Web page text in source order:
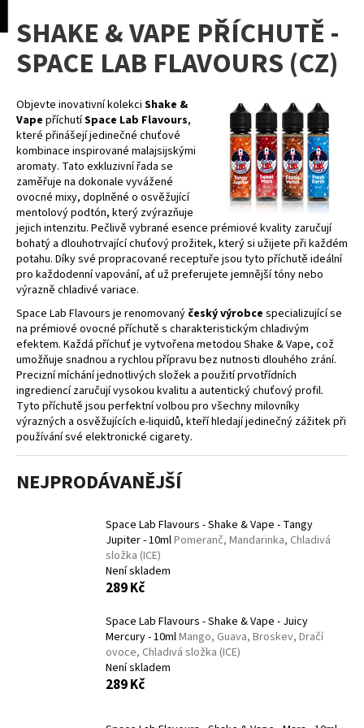
Přejít
obsah
SHAKE & VAPE PŘÍCHUTĚ -
SPACE LAB FLAVOURS (CZ)
Objevte inovativní kolekci Shake &
Vape příchutíSpace Lab Flavours,
které přinášejí jedinečné chuťové
kombinace inspirované malajsijskými
aromaty. Tato exkluzivní řada se
zaměřuje na dokonale vyvážené
ovocné mixy, doplněné o osvěžující
mentolový podtón, který zvýrazňuje
jejich intenzitu. Pečlivě vybrané esence prémiové kvality zaručují
bohatý a dlouhotrvající chuťový prožitek, který si užijete při každém
potahu. Díky své propracované receptuře jsou tyto příchutě ideální
pro každodenní vapování, ať už preferujete jemnější tóny nebo
výrazně chladivé variace.
Space Lab Flavours je renomovaný český výrobce specializující se
na prémiové ovocné příchutě s charakteristickým chladivým
efektem. Každá příchuť je vytvořena metodou Shake & Vape, což
umožňuje snadnou a rychlou přípravu bez nutnosti dlouhého zrání.
Precizní míchání jednotlivých složek a použití prvotřídních
ingrediencí zaručují vysokou kvalitu a autentický chuťový profil.
Tyto příchutě jsou perfektní volbou pro všechny milovníky
výrazných a osvěžujících e-liquidů, kteří hledají jedinečný zážitek při
používání své elektronické cigarety.
NEJPRODÁVANĚJŠÍ
Space Lab Flavours - Shake & Vape - Tangy
Jupiter - 10mlPomeranč, Mandarinka, Chladivá
složka (ICE)
Není skladem
289 Kč
Space Lab Flavours - Shake & Vape - Juicy
Mercury - 10mlMango, Guava, Broskev, Dračí
ovoce, Chladivá složka (ICE)
Není skladem
289 Kč
o Zpět
Zpět
o
p
o
t
ř
e
b
u
j
e
t
e
n
a
j
í
t
?
HLEDAT